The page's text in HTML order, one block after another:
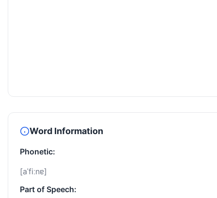
Word Information
Phonetic:
[aˈfiːnɐ]
Part of Speech: